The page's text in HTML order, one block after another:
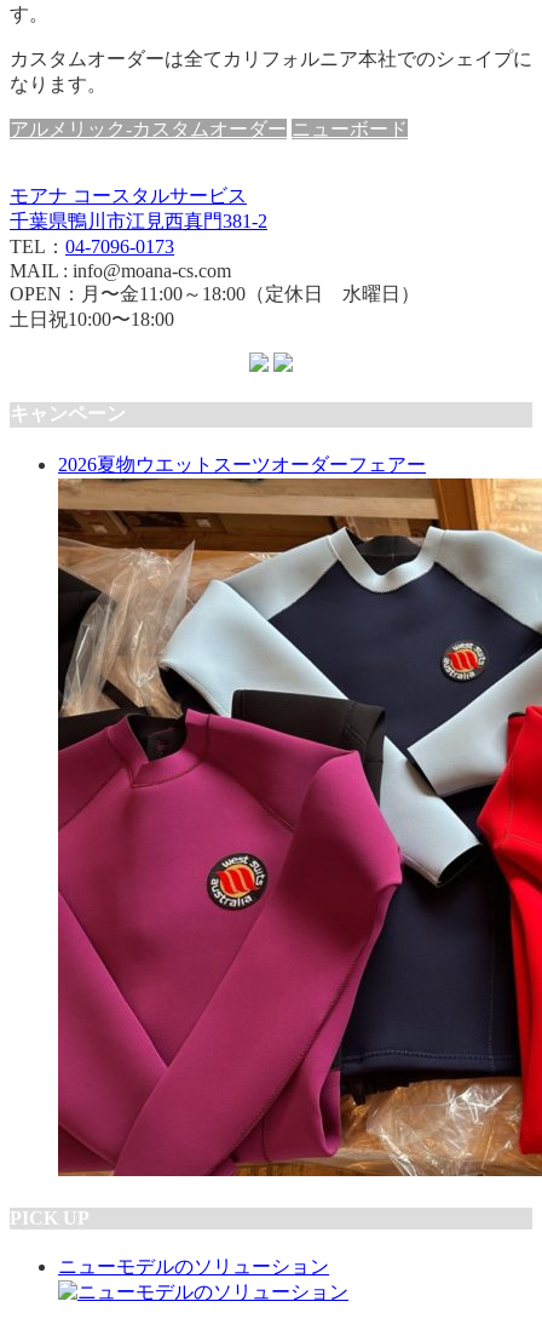
す。
カスタムオーダーは全てカリフォルニア本社でのシェイプに
なります。
アルメリック-カスタムオーダー ニューボード
モアナ コースタルサービス
千葉県鴨川市江見西真門381-2
TEL： 04-7096-0173
MAIL : info@moana-cs.com
OPEN：月〜金11:00～18:00（定休日 水曜日）
土日祝10:00〜18:00
キャンペーン
2026夏物ウエットスーツオーダーフェアー
PICK UP
ニューモデルのソリューション